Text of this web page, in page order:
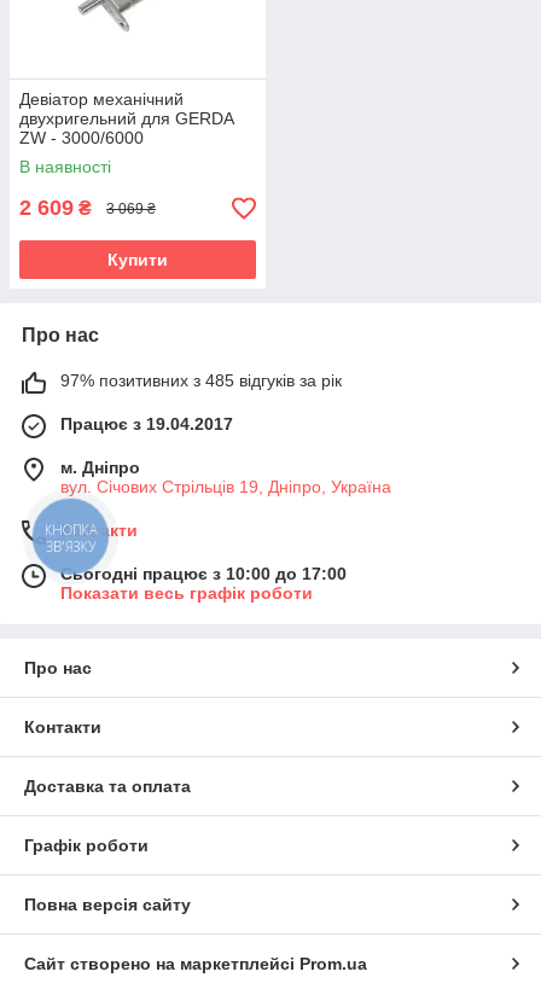
Девіатор механічний
двухригельний для GERDA
ZW - 3000/6000
В наявності
2 609 ₴ 3 069 ₴
Купити
Про нас
97% позитивних з 485 відгуків за рік
Працює з 19.04.2017
м. Дніпро
вул. Січових Стрільців 19, Дніпро, Україна
Контакти
Сьогодні працює з 10:00 до 17:00
Показати весь графік роботи
Про нас
Контакти
Доставка та оплата
Графік роботи
Повна версія сайту
Сайт створено на маркетплейсі Prom.ua
КНОПКА
ЗВ'ЯЗКУ